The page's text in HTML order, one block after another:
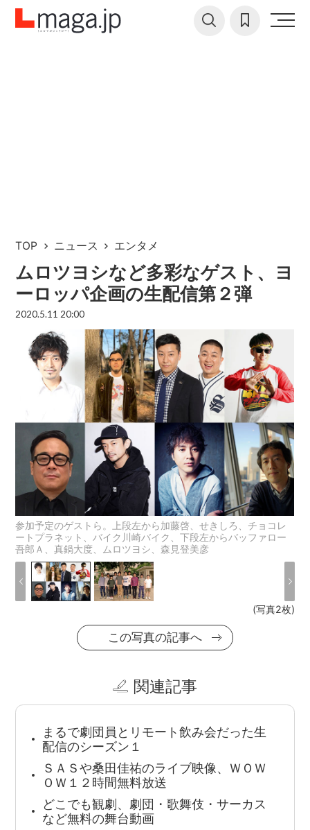
TOP ニュース エンタメ
ムロツヨシなど多彩なゲスト、ヨ
ーロッパ企画の生配信第２弾
2020.5.11 20:00
参加予定のゲストら。上段左から加藤啓、せきしろ、チョコレ
ートプラネット、バイク川崎バイク、下段左からバッファロー
吾郎Ａ、真鍋大度、ムロツヨシ、森見登美彦
(写真2枚)
この写真の記事へ
関連記事
まるで劇団員とリモート飲み会だった生
配信のシーズン１
ＳＡＳや桑田佳祐のライブ映像、ＷＯＷ
ＯＷ１２時間無料放送
どこでも観劇、劇団・歌舞伎・サーカス
など無料の舞台動画